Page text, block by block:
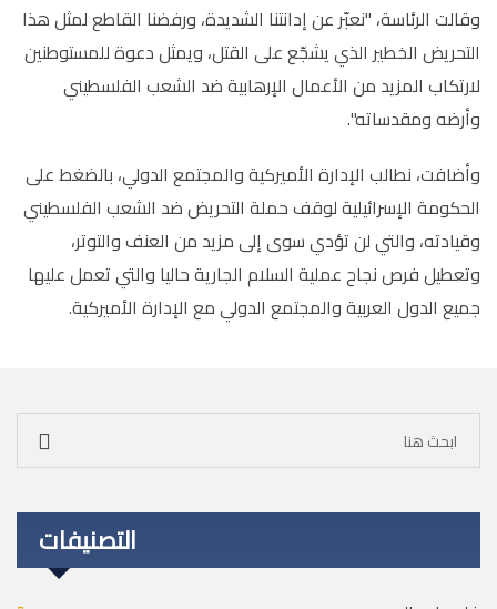
وقالت الرئاسة، "نعبّر عن إدانتنا الشديدة، ورفضنا القاطع لمثل هذا
التحريض الخطير الذي يشجّع على القتل، ويمثل دعوة للمستوطنين
لارتكاب المزيد من الأعمال الإرهابية ضد الشعب الفلسطيني
وأرضه ومقدساته".
وأضافت، نطالب الإدارة الأميركية والمجتمع الدولي، بالضغط على
الحكومة الإسرائيلية لوقف حملة التحريض ضد الشعب الفلسطيني
وقيادته، والتي لن تؤدي سوى إلى مزيد من العنف والتوتر،
وتعطيل فرص نجاح عملية السلام الجارية حاليا والتي تعمل عليها
جميع الدول العربية والمجتمع الدولي مع الإدارة الأميركية.
التصنيفات